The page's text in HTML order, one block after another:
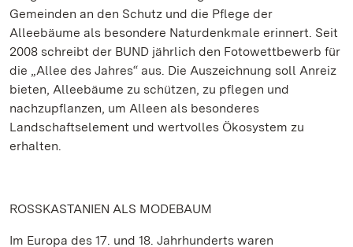
Gemeinden an den Schutz und die Pflege der
Alleebäume als besondere Naturdenkmale erinnert. Seit
2008 schreibt der BUND jährlich den Fotowettbewerb für
die „Allee des Jahres“ aus. Die Auszeichnung soll Anreiz
bieten, Alleebäume zu schützen, zu pflegen und
nachzupflanzen, um Alleen als besonderes
Landschaftselement und wertvolles Ökosystem zu
erhalten.
ROSSKASTANIEN ALS MODEBAUM
Im Europa des 17. und 18. Jahrhunderts waren